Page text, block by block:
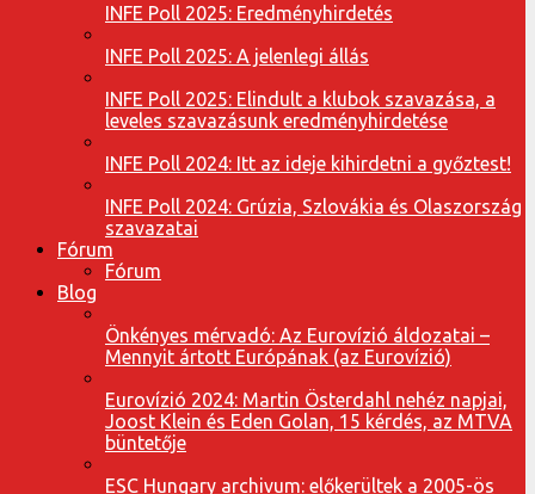
INFE Poll 2025: Eredményhirdetés
INFE Poll 2025: A jelenlegi állás
INFE Poll 2025: Elindult a klubok szavazása, a
leveles szavazásunk eredményhirdetése
INFE Poll 2024: Itt az ideje kihirdetni a győztest!
INFE Poll 2024: Grúzia, Szlovákia és Olaszország
szavazatai
Fórum
Fórum
Blog
Önkényes mérvadó: Az Eurovízió áldozatai –
Mennyit ártott Európának (az Eurovízió)
Eurovízió 2024: Martin Österdahl nehéz napjai,
Joost Klein és Eden Golan, 15 kérdés, az MTVA
büntetője
ESC Hungary archivum: előkerültek a 2005-ös